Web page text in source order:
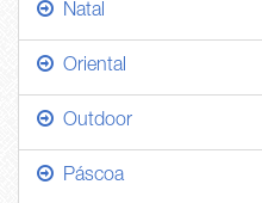
Natal
Oriental
Outdoor
Páscoa